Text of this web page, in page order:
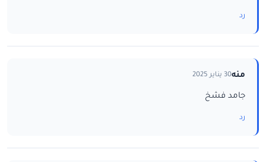
رد
منه30 يناير 2025
جامد فشخ
رد